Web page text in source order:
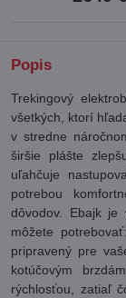
Popis
Trekingový
všetkých, ktorí
v stredne
širšie plášte
uľahčuje
potrebou
dôvodov. Ebajk je
môžete
pripravený pre
kotúčovým
rýchlosťou, zatiaľ